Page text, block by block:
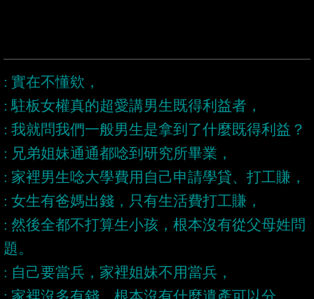
: 然後全都不打算生小孩，根本沒有從父母姓問